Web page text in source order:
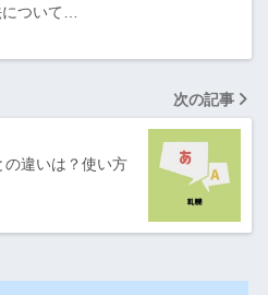
ついて…
次の記事
の違いは？使い方